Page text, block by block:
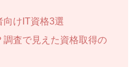
向けIT資格3選
査で見えた資格取得の